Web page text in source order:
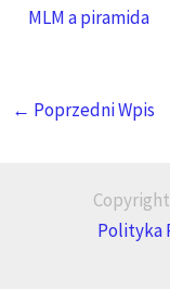
MLM a piramida
← Poprzedni Wpis
Polityka